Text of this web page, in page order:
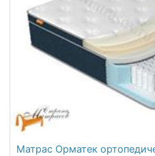
Матрас Орматек